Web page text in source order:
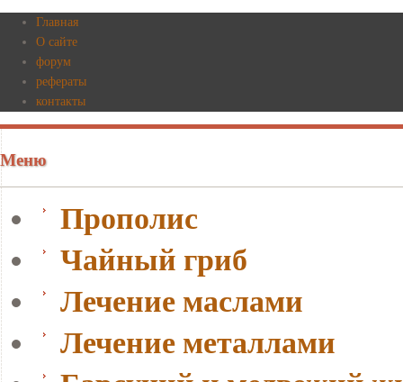
Главная
О сайте
форум
рефераты
контакты
Меню
Прополис
Чайный гриб
Лечение маслами
Лечение металлами